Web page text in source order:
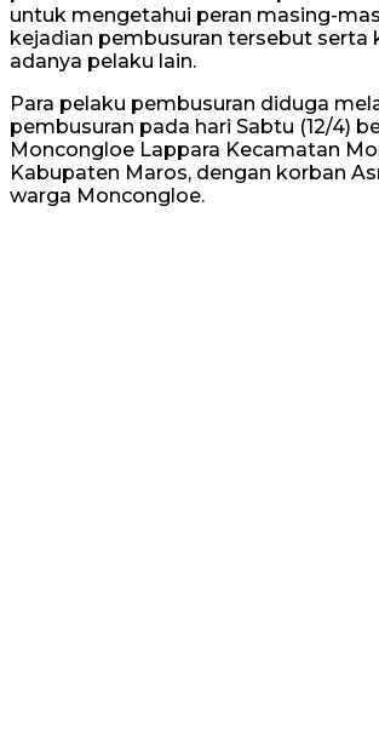
untuk mengetahui peran masing-
kejadian pembusuran tersebut serta
adanya pelaku lain.
Para pelaku pembusuran diduga
pembusuran pada hari Sabtu (12/4)
Moncongloe Lappara Kecamatan
Kabupaten Maros, dengan korban
warga Moncongloe.